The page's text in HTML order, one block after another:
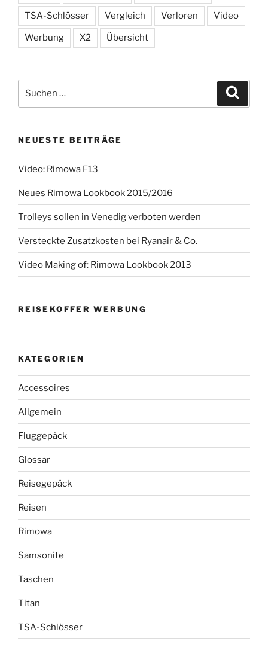
TSA-Schlösser Vergleich Verloren Video
Werbung X2 Übersicht
nach:
NEUESTE BEITRÄGE
Video: Rimowa F13
Neues Rimowa Lookbook 2015/2016
Trolleys sollen in Venedig verboten werden
Versteckte Zusatzkosten bei Ryanair & Co.
Video Making of: Rimowa Lookbook 2013
REISEKOFFER WERBUNG
KATEGORIEN
Accessoires
Allgemein
Fluggepäck
Glossar
Reisegepäck
Reisen
Rimowa
Samsonite
Taschen
Titan
TSA-Schlösser